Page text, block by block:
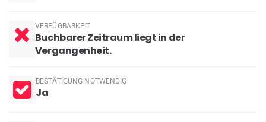
VERFÜGBARKEIT
Buchbarer Zeitraum liegt in der
Vergangenheit.
BESTÄTIGUNG NOTWENDIG
Ja